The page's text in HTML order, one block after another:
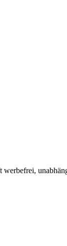
werbefrei,